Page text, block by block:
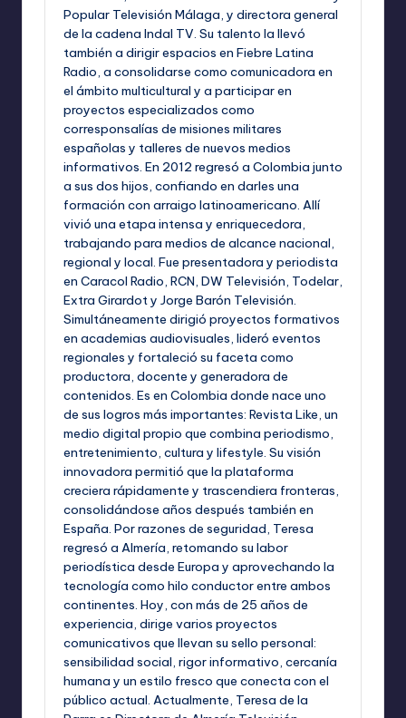
Popular Televisión Málaga, y directora general
de la cadena Indal TV. Su talento la llevó
también a dirigir espacios en Fiebre Latina
Radio, a consolidarse como comunicadora en
el ámbito multicultural y a participar en
proyectos especializados como
corresponsalías de misiones militares
españolas y talleres de nuevos medios
informativos. En 2012 regresó a Colombia junto
a sus dos hijos, confiando en darles una
formación con arraigo latinoamericano. Allí
vivió una etapa intensa y enriquecedora,
trabajando para medios de alcance nacional,
regional y local. Fue presentadora y periodista
en Caracol Radio, RCN, DW Televisión, Todelar,
Extra Girardot y Jorge Barón Televisión.
Simultáneamente dirigió proyectos formativos
en academias audiovisuales, lideró eventos
regionales y fortaleció su faceta como
productora, docente y generadora de
contenidos. Es en Colombia donde nace uno
de sus logros más importantes: Revista Like, un
medio digital propio que combina periodismo,
entretenimiento, cultura y lifestyle. Su visión
innovadora permitió que la plataforma
creciera rápidamente y trascendiera fronteras,
consolidándose años después también en
España. Por razones de seguridad, Teresa
regresó a Almería, retomando su labor
periodística desde Europa y aprovechando la
tecnología como hilo conductor entre ambos
continentes. Hoy, con más de 25 años de
experiencia, dirige varios proyectos
comunicativos que llevan su sello personal:
sensibilidad social, rigor informativo, cercanía
humana y un estilo fresco que conecta con el
público actual. Actualmente, Teresa de la